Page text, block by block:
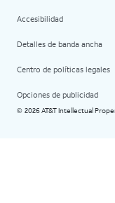
Accesibilidad
Detalles de banda ancha
Centro de políticas legales
Opciones de publicidad
© 2026 AT&T Intellectual